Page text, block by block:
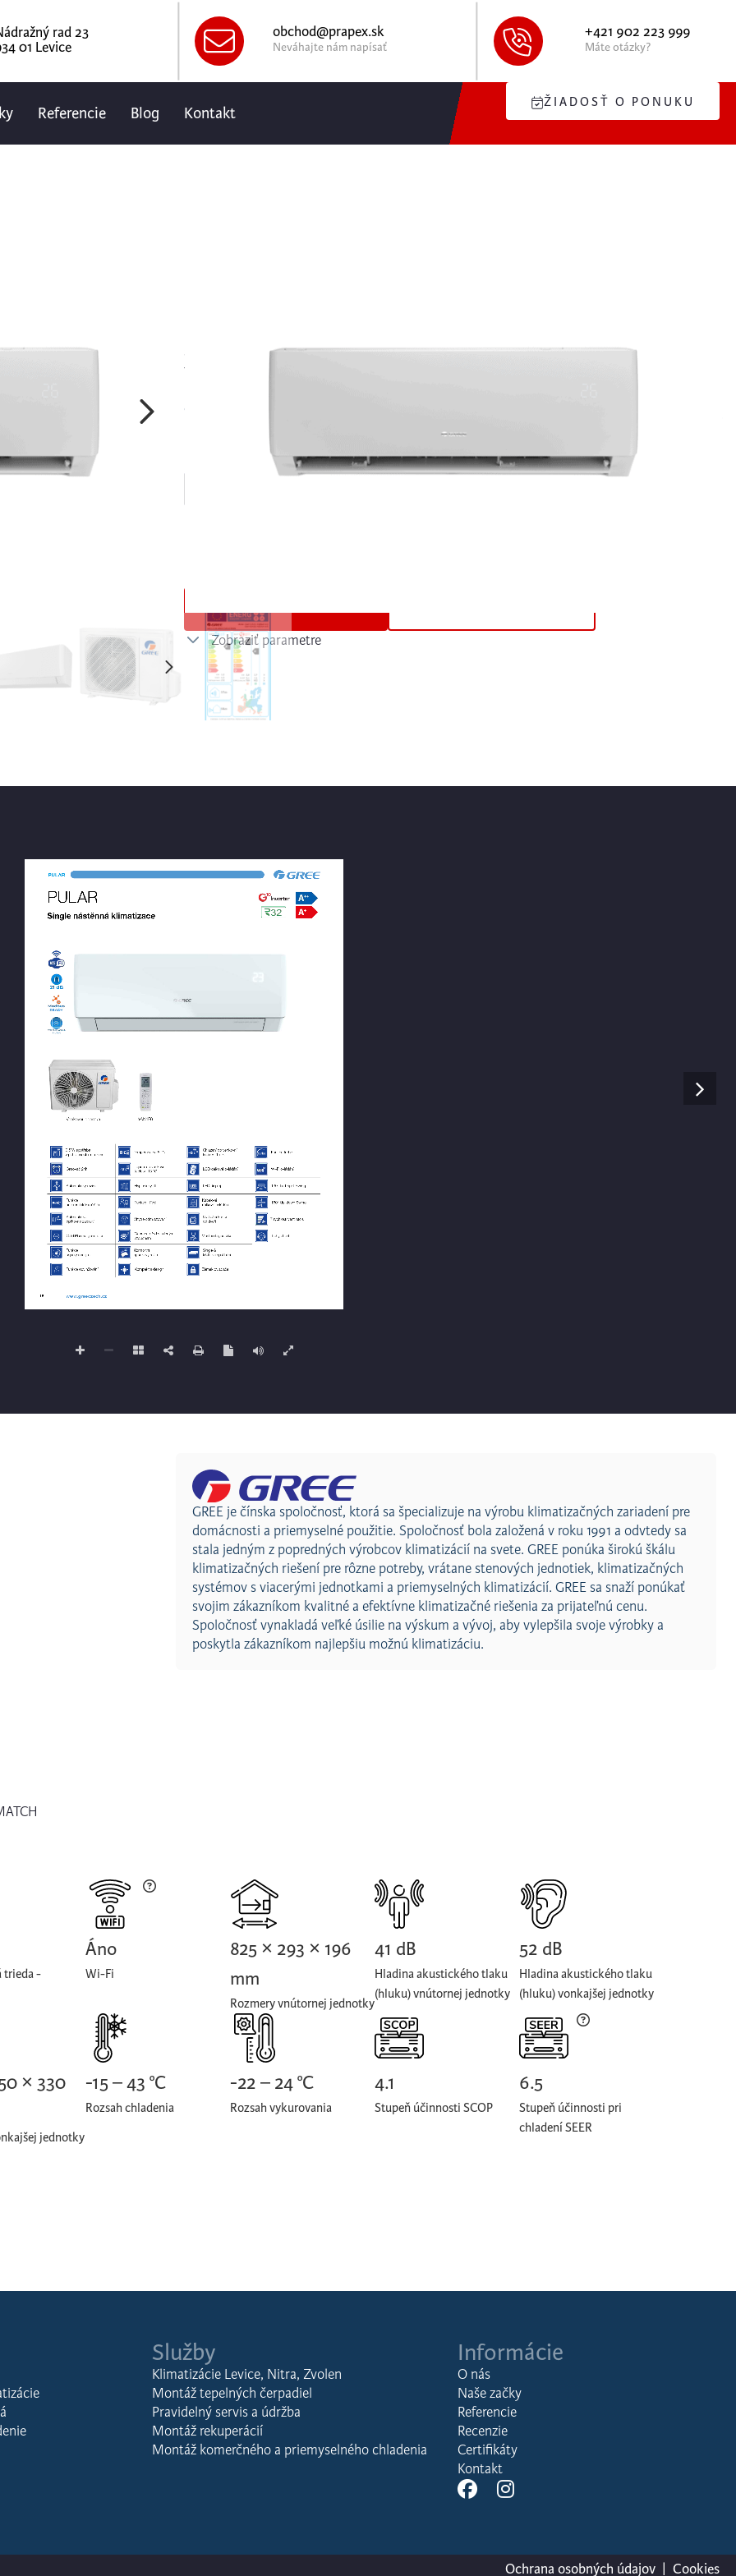
rad 23
01 Levice
obchod@prapex.sk
Neváhajte nám napísať
+421 902 223 999
Máte otázky?
Referencie Blog Kontakt
ŽIADOSŤ O PONUKU
si prikúriť počas zimy. Elegantný dizajn, tichá prevádzka a skvelá výbava z nej robia bestseller
v portfóliu GREE.
Cena produktu
€
bez DPH
343,2 € s DPH
Zobraziť parametre
GREE je čínska spoločnosť, ktorá sa špecializuje na výrobu klimatizačných zariadení pre
domácnosti a priemyselné použitie. Spoločnosť bola založená v roku 1991 a odvtedy sa
stala jedným z popredných výrobcov klimatizácií na svete. GREE ponúka širokú škálu
klimatizačných riešení pre rôzne potreby, vrátane stenových jednotiek, klimatizačných
systémov s viacerými jednotkami a priemyselných klimatizácií. GREE sa snaží ponúkať
svojim zákazníkom kvalitné a efektívne klimatizačné riešenia za prijateľnú cenu.
Spoločnosť vynakladá veľké úsilie na výskum a vývoj, aby vylepšila svoje výrobky a
poskytla zákazníkom najlepšiu možnú klimatizáciu.
trieda -
Áno
Wi-Fi
825 × 293 × 196
mm
Rozmery vnútornej jednotky
41 dB
Hladina akustického tlaku
(hluku) vnútornej jednotky
52 dB
Hladina akustického tlaku
(hluku) vonkajšej jednotky
× 330
jednotky
-15 – 43 °C
Rozsah chladenia
-22 – 24 °C
Rozsah vykurovania
4.1
Stupeň účinnosti SCOP
6.5
Stupeň účinnosti pri
chladení SEER
Služby
Klimatizácie Levice, Nitra, Zvolen
Montáž tepelných čerpadiel
Pravidelný servis a údržba
Montáž rekuperácií
Montáž komerčného a priemyselného chladenia
Informácie
O nás
Naše začky
Referencie
Recenzie
Certifikáty
Kontakt
Ochrana osobných údajov | Cookies